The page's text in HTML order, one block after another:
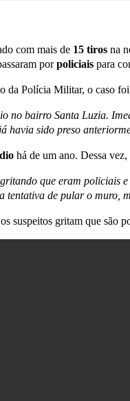
com mais de 15 tiros na
porpoliciais para
da Polícia Militar, o caso
no bairro Santa Luzia.
sido preso
há de um ano. Dessa
que eram
de pular o
suspeitos gritam que são